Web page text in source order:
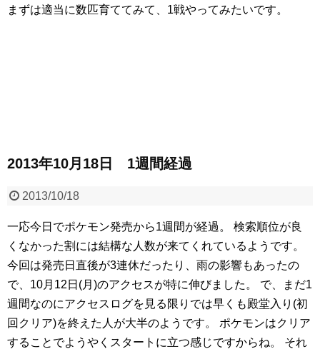
まずは適当に数匹育ててみて、1戦やってみたいです。
2013年10月18日 1週間経過
2013/10/18
一応今日でポケモン発売から1週間が経過。
検索順位が良
くなかった割には結構な人数が来てくれているようです。
今回は発売日直後が3連休だったり、雨の影響もあったの
で、10月12日(月)のアクセスが特に伸びました。
で、まだ1
週間なのにアクセスログを見る限りでは早くも殿堂入り(初
回クリア)を終えた人が大半のようです。
ポケモンはクリア
することでようやくスタートに立つ感じですからね。
それ